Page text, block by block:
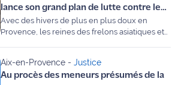
Coach", Ugo Tricarico, diététicien-
nutritionniste à Martigues, nous livre ses clés
pour optimiser vos révisions et réussir vos
lance son grand plan de lutte contre le
frelon, le piégeage commence
maintenant
Avec des hivers de plus en plus doux en
Provence, les reines des frelons asiatiques et
engendrer jusqu'à 13 000 ouvrières en une
saison. Pour protéger nos abeilles et la
Aix-en-Provence -Justice
Au procès des meneurs présumés de la